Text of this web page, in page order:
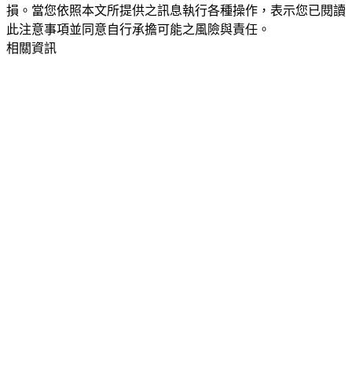
損。當您依照本文所提供之訊息執行各種操作，表示您已閱讀
此注意事項並同意自行承擔可能之風險與責任。
相關資訊